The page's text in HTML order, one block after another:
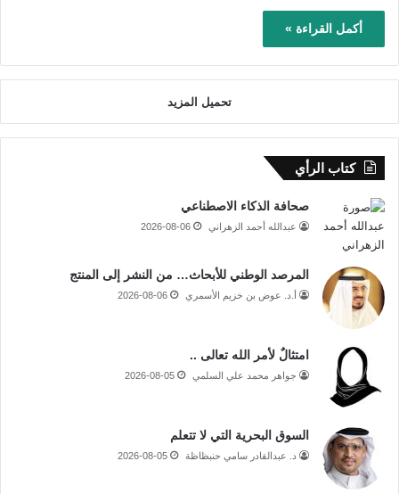
أكمل القراءة »
تحميل المزيد
كتاب الرأي
صحافة الذكاء الاصطناعي
عبدالله أحمد الزهراني 2026-08-06
المرصد الوطني للأبحاث… من النشر إلى المنتج
أ.د. عوض بن خزيم الأسمري 2026-08-06
امتثالٌ لأمر الله تعالى ..
جواهر محمد علي السلمي 2026-08-05
السوق البحرية التي لا تتعلم
د. عبدالقادر سامي حنبظاظة 2026-08-05